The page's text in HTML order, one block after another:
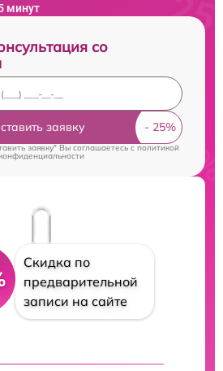
минут
со
заявку
заявку" Вы соглашаетесь cполитикой
Скидка по
предварительной
записи на сайте